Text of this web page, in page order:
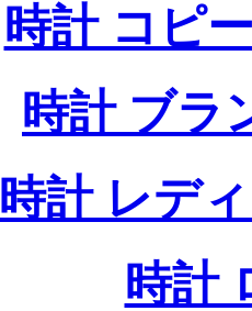
時計 コピ
時計 ブラ
時計 レデ
時計